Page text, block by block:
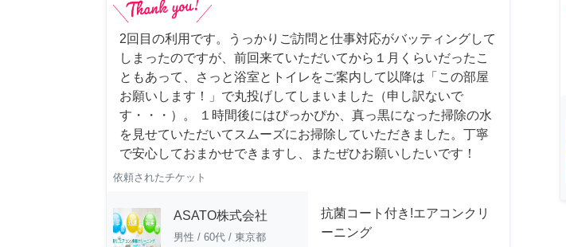
2回目の利用です。うっかりご訪問と仕事対応がバッティングして
しまったのですが、前回来ていただいてから１月くらいだったこ
ともあって、さっと浴室とトイレをご案内して以降は「この部屋
お願いします！」で丸投げしてしまいました（申し訳ないで
す・・・）。 １時間後にはぴっかぴか、真っ黒になった掃除の水
を見せていただいてスムーズにお掃除していただきました。丁寧
で安心しておまかせできますし、またぜひお願いしたいです！
依頼されたチケット
ASATO株式会社
男性 / 60代 / 東京都
抗菌コート付き!エアコンクリ
ーニング